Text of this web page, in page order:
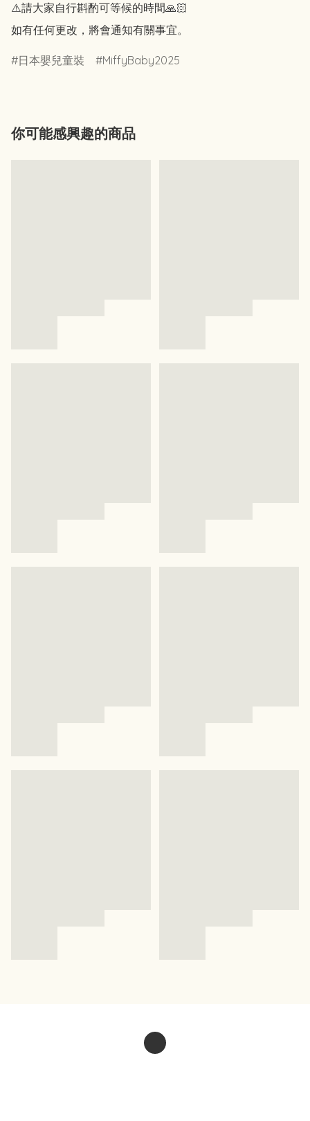
⚠️請大家自行斟酌可等候的時間🙏🏻
如有任何更改，將會通知有關事宜。
日本嬰兒童裝 MiffyBaby2025
你可能感興趣的商品